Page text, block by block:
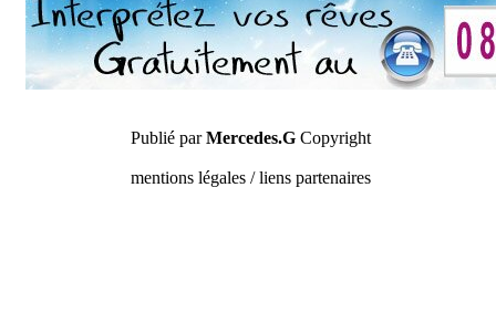
Publié parMercedes.GCopyright
mentions légales / liens partenaires